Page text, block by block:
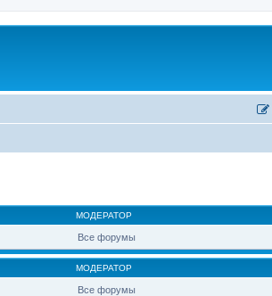
МОДЕРАТОР
Все форумы
МОДЕРАТОР
Все форумы